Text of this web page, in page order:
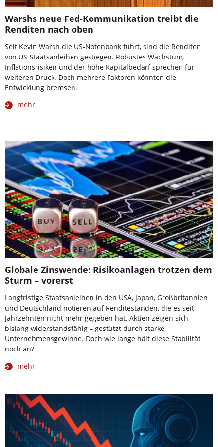
Warshs neue Fed-Kommunikation treibt die
Renditen nach oben
Seit Kevin Warsh die US-Notenbank führt, sind die Renditen
von US-Staatsanleihen gestiegen. Robustes Wachstum,
Inflationsrisiken und der hohe Kapitalbedarf sprechen für
weiteren Druck. Doch mehrere Faktoren könnten die
Entwicklung bremsen.
mehr
Globale Zinswende: Risikoanlagen trotzen dem
Sturm – vorerst
Langfristige Staatsanleihen in den USA, Japan, Großbritannien
und Deutschland notieren auf Renditeständen, die es seit
Jahrzehnten nicht mehr gegeben hat. Aktien zeigen sich
bislang widerstandsfähig – gestützt durch starke
Unternehmensgewinne. Doch wie lange hält diese Stabilität
noch an?
mehr